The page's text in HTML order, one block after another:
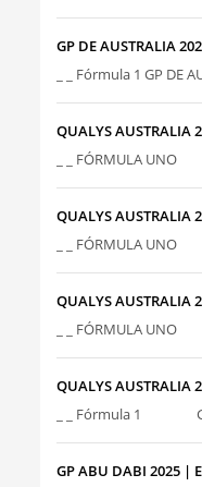
GP DE AUSTRALIA
_ _ Fórmula 1 GP DE
QUALYS AUSTRALIA
_ _ FÓRMULA
QUALYS AUSTRALIA
_ _ FÓRMULA
QUALYS AUSTRALIA
_ _ FÓRMULA
QUALYS AUSTRALIA
_ _ Fórmula 1 GP
GP ABU DABI 2025 |